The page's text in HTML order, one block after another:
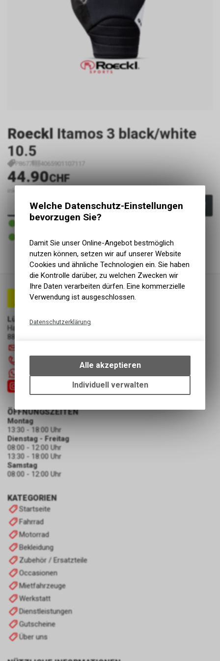
Roeckl Itamos 3 black/white
10.5
P8677 4065901107117
44.90CHF
inkl. MwSt., zzgl.
In den Warenkorb
1 - 3 Tage ab Lager Lieferant
Abholung Lüscher Motor- & Bike World
Lüscher Motor- & Bike World
Hauptstrasse 29a
8867 Niederurnen
+41 55 6103131
KATEGORIEN
Startseite
Fahrrad
Motorrad
Bekleidung
Zubehör / Ersatzteile
Occasionen
Mietfahrzeuge
Werkstatt
Dienstleistungen
Gutscheine
Über uns
ÖFFNUNGSZEITEN
Montag
13:30 - 18:00 Uhr
Dienstag - Freitag
08:00 - 12:00 Uhr
13:30 - 18:00 Uhr
Samstag
08:00 - 12:00 Uhr
Welche Datenschutz-Einstellungen
bevorzugen Sie?
Damit Sie unser Online-Angebot bestmöglich
nutzen können, setzen wir auf unserer Website
Cookies und ähnliche Technologien ein. Sie haben
die Kontrolle darüber, zu welchen Zwecken wir
Ihre Daten verarbeiten dürfen. Eine kommerzielle
Verwendung ist ausgeschlossen.
Datenschutzerklärung
bestimmte Interaktionen und
Einstellungen auf Ihrem Gerät,
um die grundlegenden
Funktionen unseres Online-
Alle akzeptieren
Individuell verwalten